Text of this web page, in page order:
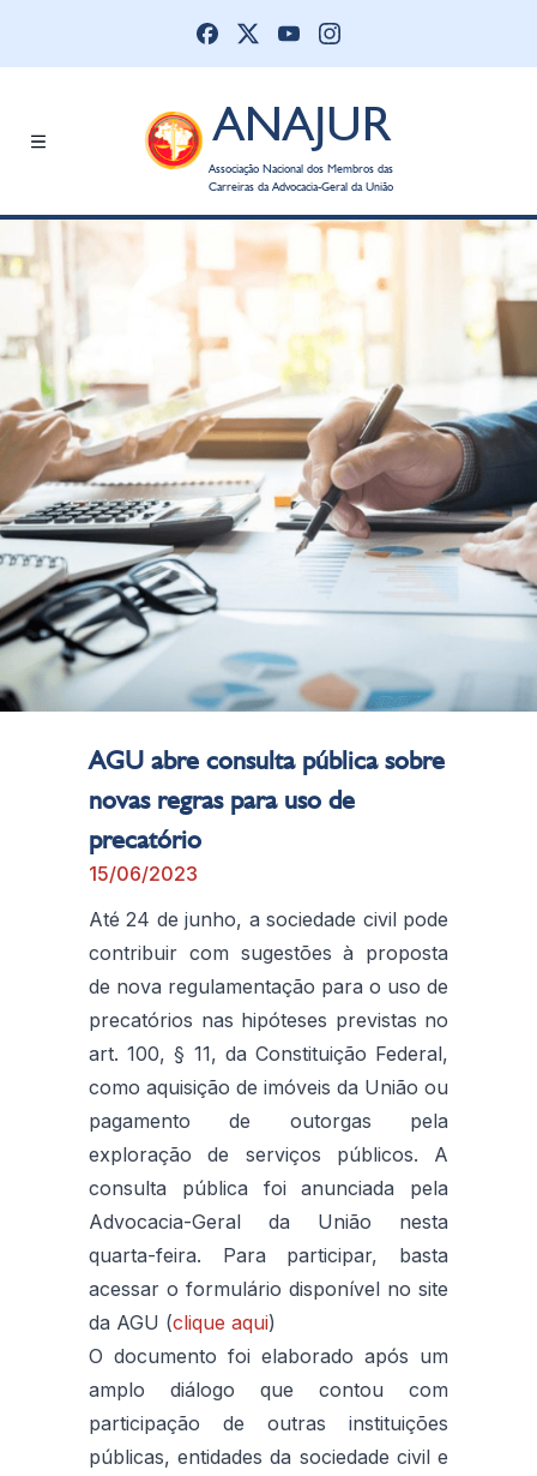
ANAJUR
Associação Nacional dos Membros das
Carreiras da Advocacia-Geral da União
AGU abre consulta pública sobre
novas regras para uso de
precatório
15/06/2023
Até 24 de junho, a sociedade civil pode
contribuir com sugestões à proposta
de nova regulamentação para o uso de
precatórios nas hipóteses previstas no
art. 100, § 11, da Constituição Federal,
como aquisição de imóveis da União ou
pagamento de outorgas pela
exploração de serviços públicos. A
consulta pública foi anunciada pela
Advocacia-Geral da União nesta
quarta-feira. Para participar, basta
acessar o formulário disponível no site
da AGU (clique aqui)
O documento foi elaborado após um
amplo diálogo que contou com
participação de outras instituições
públicas, entidades da sociedade civil e